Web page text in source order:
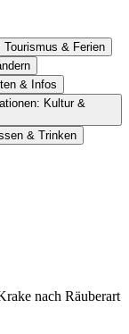
& Ferien
& Infos
Kultur &
& Trinken
nach Räuberart